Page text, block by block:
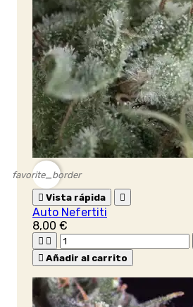
favorite_border
 Vista rápida 
Auto Nefertiti
8,00 €
 
 Añadir al carrito